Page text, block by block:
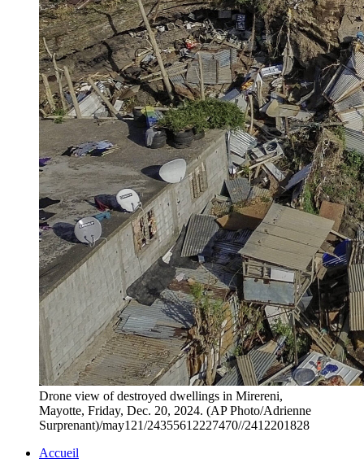
Drone view of destroyed dwellings in Mirereni,
Mayotte, Friday, Dec. 20, 2024. (AP Photo/Adrienne
Surprenant)/may121/24355612227470//2412201828
Accueil